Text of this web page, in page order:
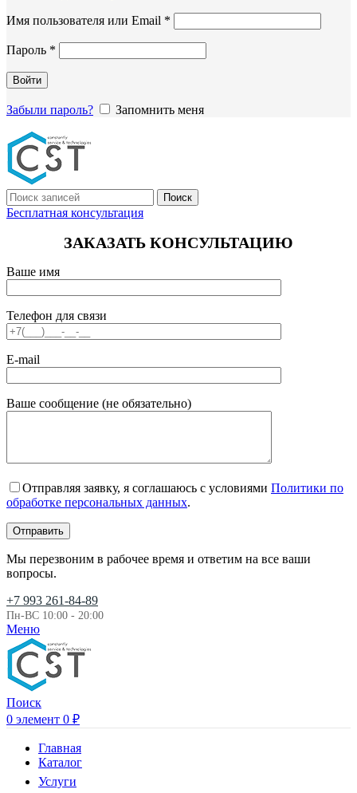
Имя пользователя или Email *
Пароль *
Войти
Забыли пароль? Запомнить меня
Поиск
Бесплатная консультация
ЗАКАЗАТЬ КОНСУЛЬТАЦИЮ
Ваше имя
Телефон для связи
E-mail
Ваше сообщение (не обязательно)
Отправляя заявку, я соглашаюсь с условиями Политики по
обработке персональных данных.
Мы перезвоним в рабочее время и ответим на все ваши
вопросы.
+7 993 261-84-89
Пн-ВС 10:00 - 20:00
Меню
Поиск
0 элемент 0 ₽
Главная
Каталог
Услуги